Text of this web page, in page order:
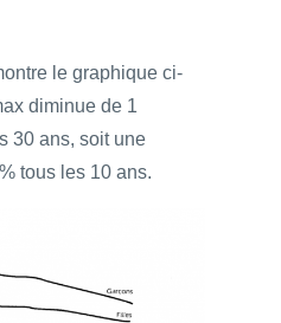
le graphique ci-
diminue de 1
30 ans, soit une
tous les 10 ans.